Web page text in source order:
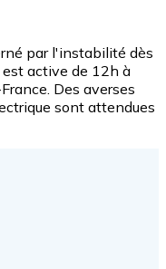
par l'instabilité dès
active de 12h à
Des averses
sont attendues